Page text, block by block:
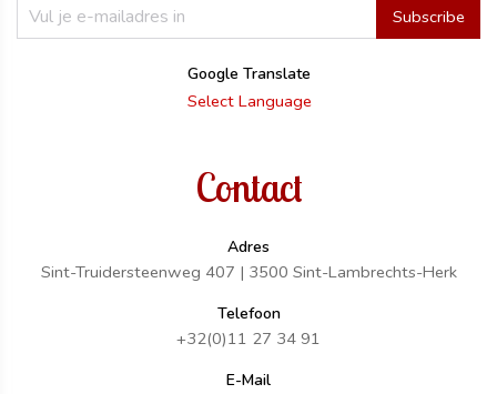
Subscribe
Google Translate
Select Language
Contact
Adres
Sint-Truidersteenweg 407 | 3500 Sint-Lambrechts-Herk
Telefoon
+32(0)11 27 34 91
E-Mail